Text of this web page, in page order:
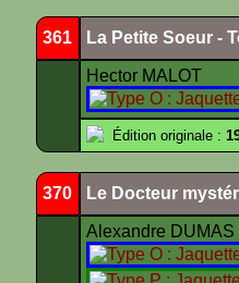
361 La Petite Soeur -
Hector MALOT
Édition originale :
370 Le Docteur
Alexandre DUMAS